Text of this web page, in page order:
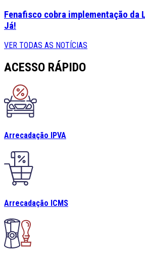
Fenafisco cobra implementação da
Já!
VER TODAS AS NOTÍCIAS
ACESSO RÁPIDO
Arrecadação IPVA
Arrecadação ICMS